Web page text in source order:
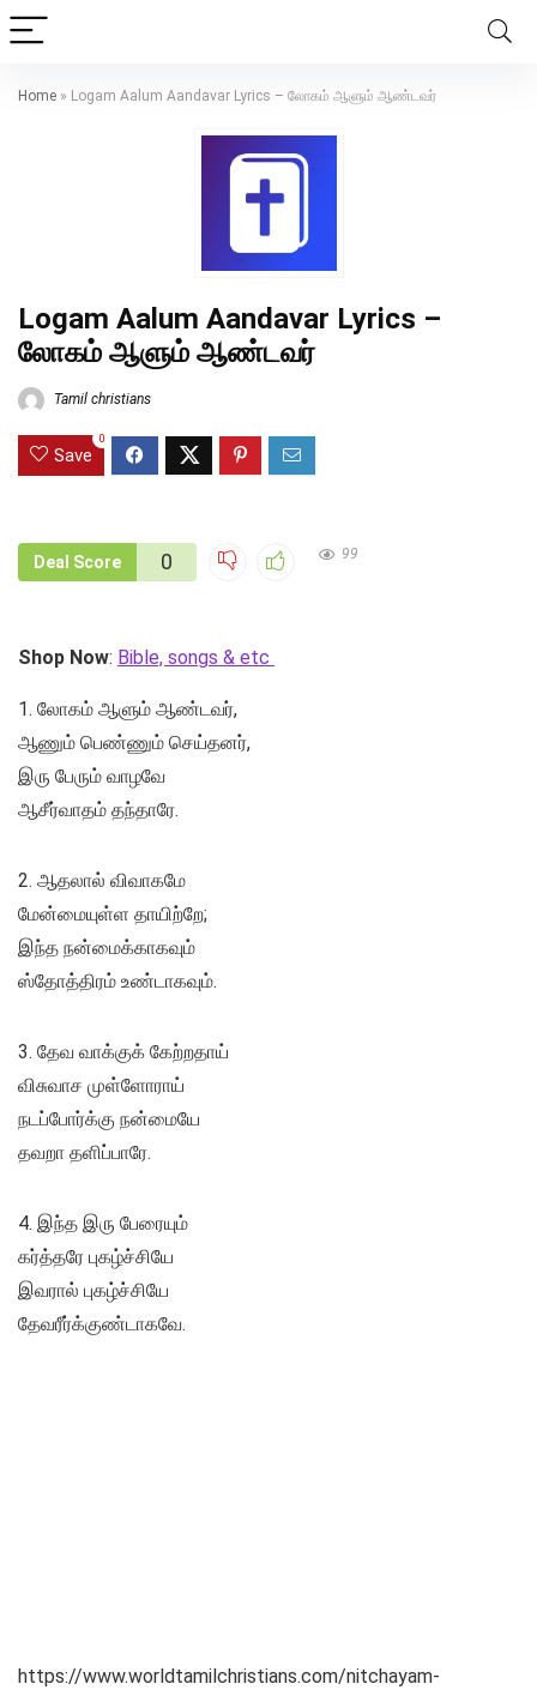
Home » Logam Aalum Aandavar Lyrics – லோகம் ஆளும் ஆண்டவர்
Logam Aalum Aandavar Lyrics –
லோகம் ஆளும் ஆண்டவர்
Tamil christians
Save
0
Deal Score 0 99
Shop Now: Bible, songs & etc
1. லோகம் ஆளும் ஆண்டவர்,
ஆணும் பெண்ணும் செய்தனர்,
இரு பேரும் வாழவே
ஆசீர்வாதம் தந்தாரே.
2. ஆதலால் விவாகமே
மேன்மையுள்ள தாயிற்றே;
இந்த நன்மைக்காகவும்
ஸ்தோத்திரம் உண்டாகவும்.
3. தேவ வாக்குக் கேற்றதாய்
விசுவாச முள்ளோராய்
நடப்போர்க்கு நன்மையே
தவறா தளிப்பாரே.
4. இந்த இரு பேரையும்
கர்த்தரே புகழ்ச்சியே
இவரால் புகழ்ச்சியே
தேவரீர்க்குண்டாகவே.
https://www.worldtamilchristians.com/nitchayam-